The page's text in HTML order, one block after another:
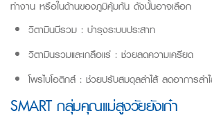
ทำงาน หรือในด้านของภูมิคุ้มกัน ดังนั้นอาจเลือก
วิตามินบีรวม : บำรุงระบบประสาท
วิตามินรวมและเกลือแร่ : ช่วยลดความเครียด
โพรไบโอติกส์ : ช่วยปรับสมดุลลำไส้ ลดอาการลำ
SMART กลุ่มคุณแม่สูงวัยยังเก๋า